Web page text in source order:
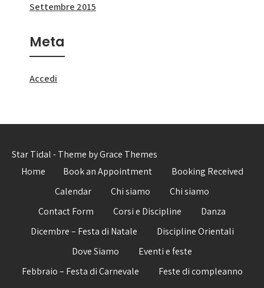
Settembre 2015
Meta
Accedi
Star Tidal - Theme by Grace Themes
Home
Book an Appointment
Booking Received
Calendar
Chi siamo
Chi siamo
Contact Form
Corsi e Discipline
Danza
Dicembre – Festa di Natale
Discipline Orientali
Dove Siamo
Eventi e feste
Febbraio – Festa di Carnevale
Feste di compleanno